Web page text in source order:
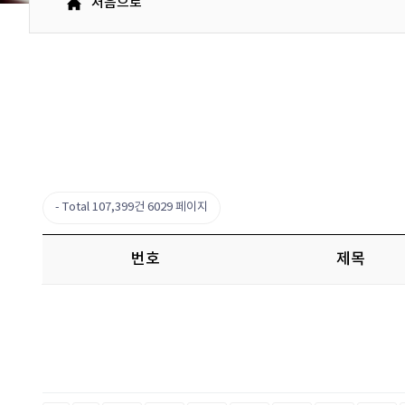
처음으로
Total 107,399건 6029 페이지
번호 제목